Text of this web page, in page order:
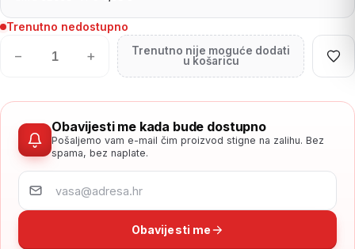
Trenutno nedostupno
− +
Trenutno nije moguće dodati
u košaricu
Obavijesti me kada bude dostupno
Pošaljemo vam e-mail čim proizvod stigne na zalihu. Bez
spama, bez naplate.
Obavijesti me